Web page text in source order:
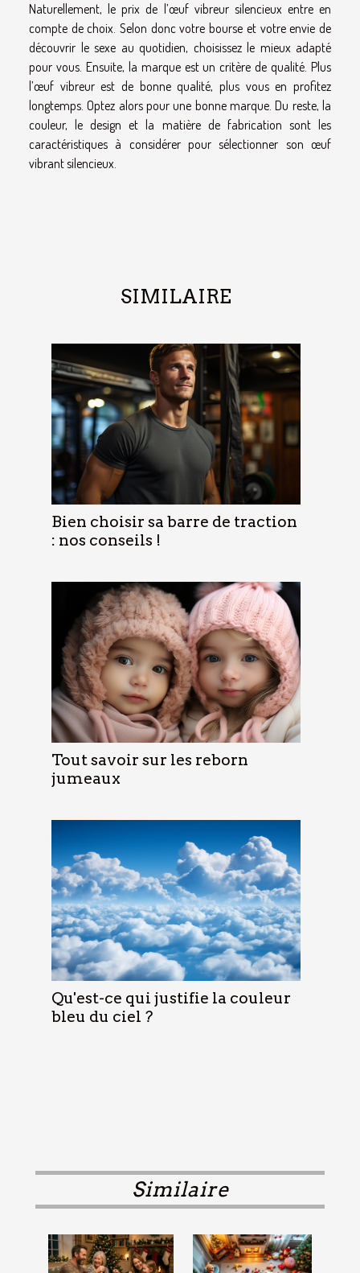
Naturellement, le prix de l’œuf vibreur silencieux entre en
compte de choix. Selon donc votre bourse et votre envie de
découvrir le sexe au quotidien, choisissez le mieux adapté
pour vous. Ensuite, la marque est un critère de qualité. Plus
l’œuf vibreur est de bonne qualité, plus vous en profitez
longtemps. Optez alors pour une bonne marque. Du reste, la
couleur, le design et la matière de fabrication sont les
caractéristiques à considérer pour sélectionner son œuf
vibrant silencieux.
SIMILAIRE
Bien choisir sa barre de traction
: nos conseils !
Tout savoir sur les reborn
jumeaux
Qu'est-ce qui justifie la couleur
bleu du ciel ?
Similaire